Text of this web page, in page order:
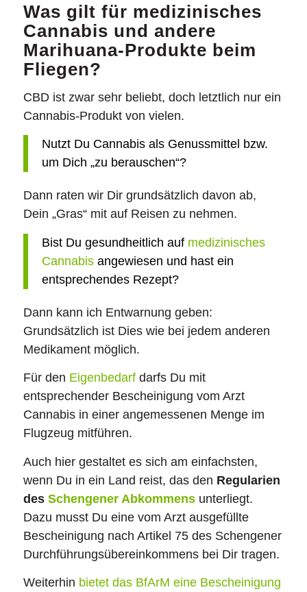
Was gilt für medizinisches
Cannabis und andere
Marihuana-Produkte beim
Fliegen?
CBD ist zwar sehr beliebt, doch letztlich nur ein
Cannabis-Produkt von vielen.
Nutzt Du Cannabis als Genussmittel bzw.
um Dich „zu berauschen“?
Dann raten wir Dir grundsätzlich davon ab,
Dein „Gras“ mit auf Reisen zu nehmen.
Bist Du gesundheitlich auf medizinisches
Cannabisangewiesen und hast ein
entsprechendes Rezept?
Dann kann ich Entwarnung geben:
Grundsätzlich ist Dies wie bei jedem anderen
Medikament möglich.
Für den Eigenbedarfdarfs Du mit
entsprechender Bescheinigung vom Arzt
Cannabis in einer angemessenen Menge im
Flugzeug mitführen.
Auch hier gestaltet es sich am einfachsten,
wenn Du in ein Land reist, das den Regularien
des Schengener Abkommensunterliegt.
Dazu musst Du eine vom Arzt ausgefüllte
Bescheinigung nach Artikel 75 des Schengener
Durchführungsübereinkommens bei Dir tragen.
Weiterhin bietet das BfArM eine Bescheinigung